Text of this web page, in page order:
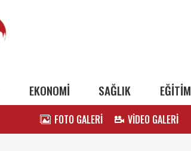
EKONOMİ SAĞLIK EĞİTİM
FOTO GALERİ VİDEO GALERİ